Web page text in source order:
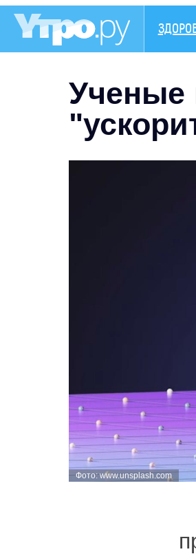
Ученые
Фото: www.unsplash.com